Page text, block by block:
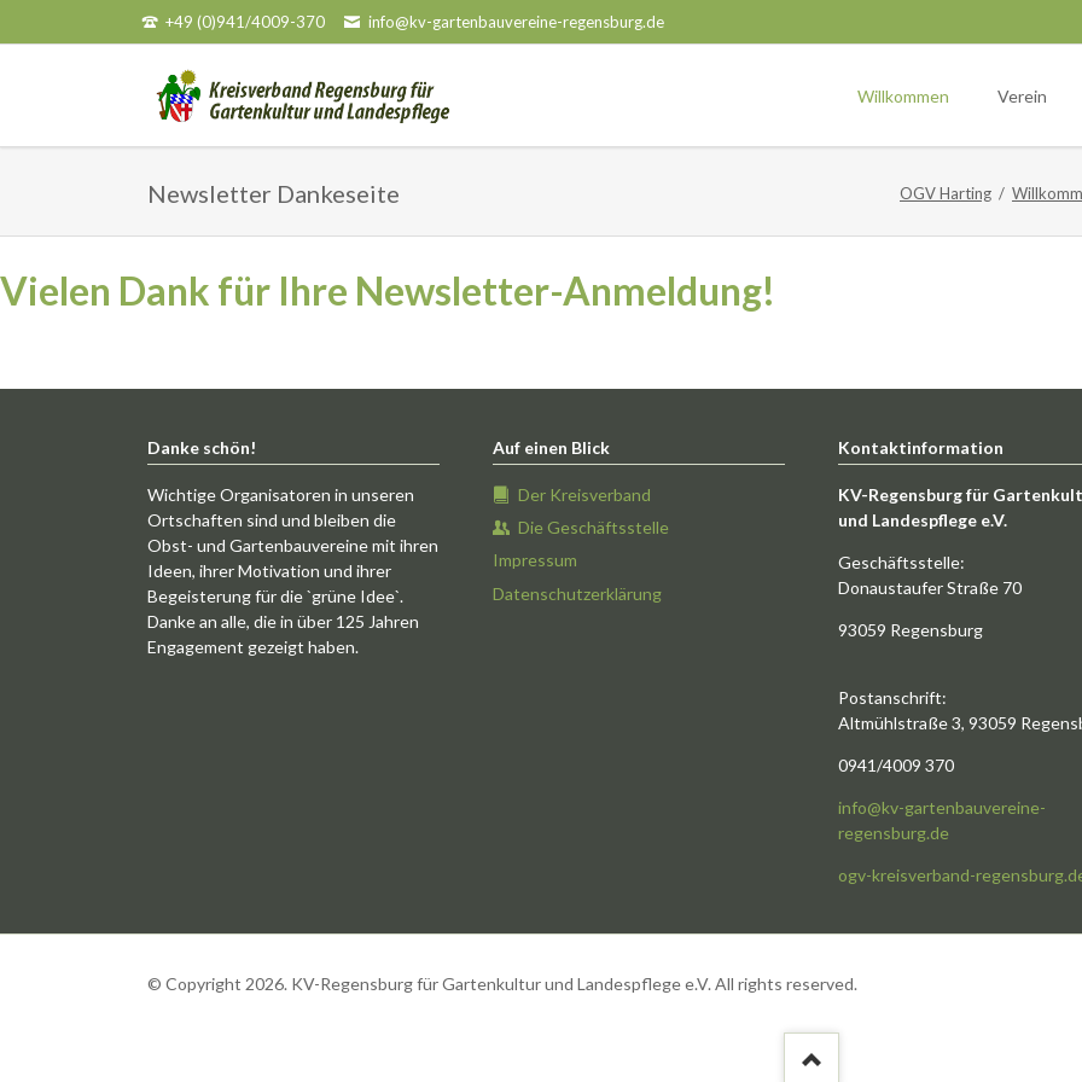
+49 (0)941/4009-370 info@kv-gartenbauvereine-regensburg.de
Willkommen Verein
Newsletter Dankeseite OGV Harting
Vielen Dank für Ihre Newsletter-Anmeldung!
Danke schön!
Wichtige Organisatoren in unseren
Ortschaften sind und bleiben die
Obst- und Gartenbauvereine mit ihren
Ideen, ihrer Motivation und ihrer
Begeisterung für die `grüne Idee`.
Danke an alle, die in über 125 Jahren
Engagement gezeigt haben.
Auf einen Blick
Der Kreisverband
Die Geschäftsstelle
Impressum
Datenschutzerklärung
Kontaktinformation
KV-Regensburg für
und Landespflege e.V.
Geschäftsstelle:
Donaustaufer Straße 70
93059 Regensburg
Postanschrift:
Altmühlstraße 3, 93059
0941/4009 370
info@kv-gartenbauvereine-
regensburg.de
ogv-kreisverband-
© Copyright 2026. KV-Regensburg für Gartenkultur und Landespflege e.V. All rights reserved.